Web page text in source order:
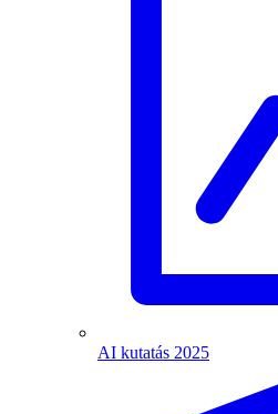
AI kutatás 2025